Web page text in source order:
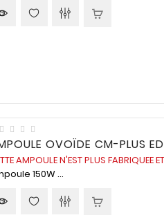
Paiement sécurisé
OVOÏDE CM-PLUS
AMPOULE N'EST PLUS FABRIQUEE
150W ...